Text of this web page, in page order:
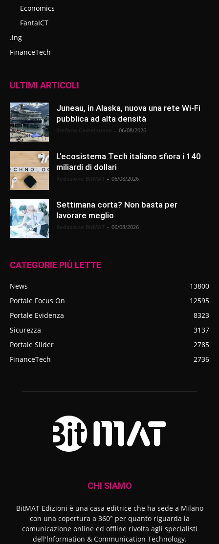
Economics
FantaICT
.ing
FinanceTech
ULTIMI ARTICOLI
Juneau, in Alaska, nuova una rete Wi-Fi
pubblica ad alta densità
- 06/08/2026
L’ecosistema Tech italiano sfiora i 140
miliardi di dollari
- 06/08/2026
Settimana corta? Non basta per
lavorare meglio
- 06/08/2026
CATEGORIE PIÙ LETTE
News
13800
Portale Focus On
12595
Portale Evidenza
8323
Sicurezza
3137
Portale Slider
2785
FinanceTech
2736
CHI SIAMO
BitMAT Edizioni è una casa editrice che ha sede a Milano
con una copertura a 360° per quanto riguarda la
comunicazione online ed offline rivolta agli specialisti
dell'lnformation & Communication Technology.